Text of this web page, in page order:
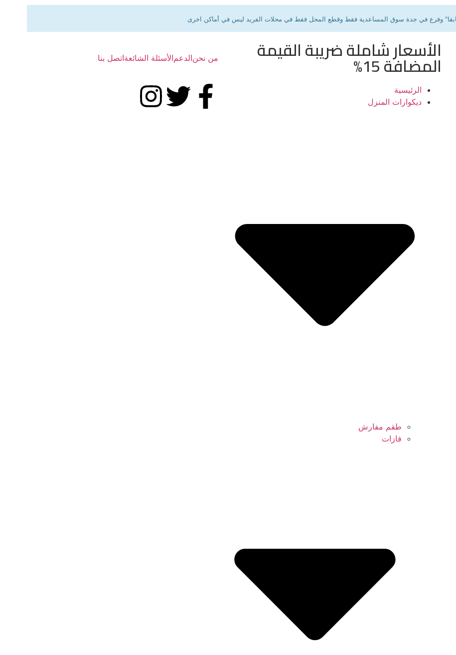
سابقا" وفرع في جدة سوق المساعدية فقط وقطع المحل فقط في محلات الفريد ليس في أماكن اخرى
الأسعار شاملة ضريبة القيمة
المضافة 15% من نحنالدعمالأسئلة الشائعةاتصل بنا
الرئيسية
ديكوارات المنزل
طقم مفارش
فازات